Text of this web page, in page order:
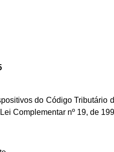
do Código Tributário
Complementar nº 19, de